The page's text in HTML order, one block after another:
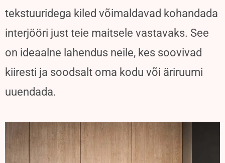
tekstuuridega kiled võimaldavad kohandada
interjööri just teie maitsele vastavaks. See
on ideaalne lahendus neile, kes soovivad
kiiresti ja soodsalt oma kodu või äriruumi
uuendada.